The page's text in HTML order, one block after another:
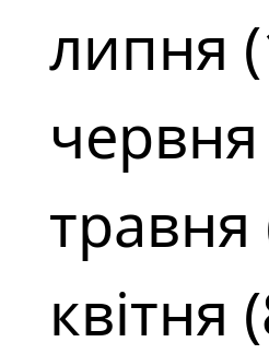
липня
травня
квітня